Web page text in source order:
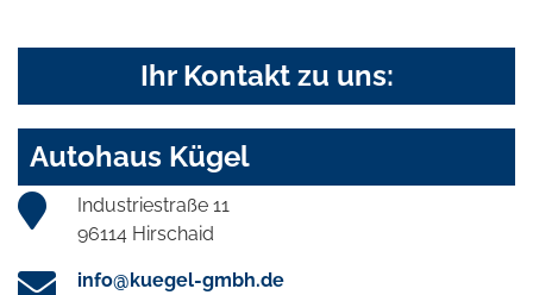
Ihr Kontakt zu uns:
Autohaus Kügel
Industriestraße 11
96114 Hirschaid
info@kuegel-gmbh.de